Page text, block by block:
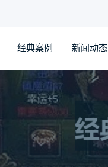
经典案例 新闻动态